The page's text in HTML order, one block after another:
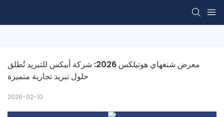
معرض شنغهاي هوتيلكس 2026: شركة أبيكس للتبريد تُطلق
حلول تبريد تجارية متميزة
2026-02-10